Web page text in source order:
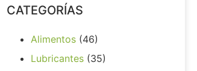
CATEGORÍAS
Alimentos (46)
Lubricantes (35)